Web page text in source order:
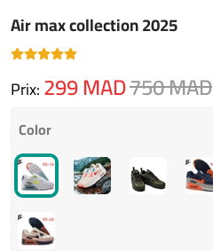
Air max collection 2025
Prix:299MAD750MAD
Color